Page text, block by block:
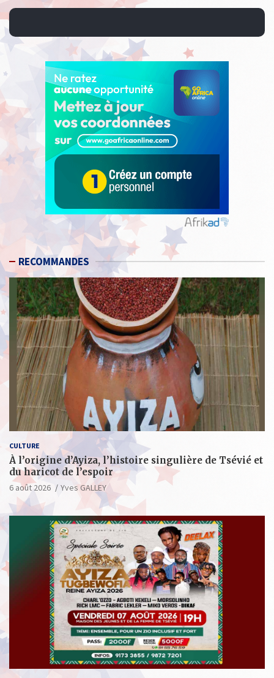
RECOMMANDES
CULTURE
À l’origine d’Ayiza, l’histoire singulière de Tsévié et
du haricot de l’espoir
6 août 2026 Yves GALLEY